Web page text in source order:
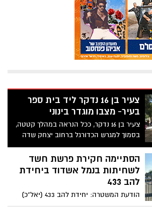
צעיר בן 16 נדקר ליד בית ספר
בעיר- מצבו מוגדר בינוני
צעיר בן 16 נדקר, ככל הנראה במהלך קטטה,
בסמוך למגרש הכדורגל ברחוב יצחק שדה
ברובע ב' בעיר, הצעיר פונה לבית החולים
'קפלן' במצב בינוני להמשך קבלת טיפול
רפואי. נסיבות האירוע, שטרם ידועות
למשטרה נבדקות וכעת מתנהלת חקירה
מואצת למציאת פרטים נוספים ולמציאת
החשודים במעשה
הסתיימה חקירת פרשת חשד
לשחיתות בנמל אשדוד ביחידת
להב 433
הודעת המשטרה: יחידת להב 433 (יאל"כ)
סיימה בימים האחרונים חקירת פרשה